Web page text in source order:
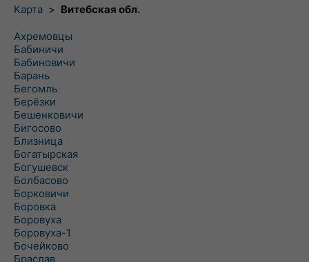
Карта > Витебская обл.
Ахремовцы
Бабиничи
Бабиновичи
Барань
Бегомль
Берёзки
Бешенковичи
Бигосово
Близница
Богатырская
Богушевск
Болбасово
Борковичи
Боровка
Боровуха
Боровуха-1
Бочейково
Браслав